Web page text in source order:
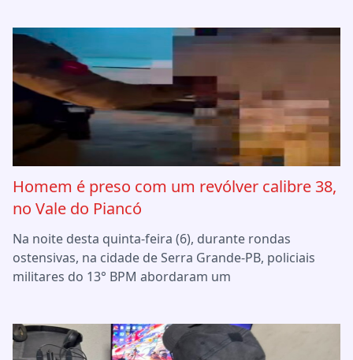
Homem é preso com um revólver calibre 38,
no Vale do Piancó
Na noite desta quinta-feira (6), durante rondas
ostensivas, na cidade de Serra Grande-PB, policiais
militares do 13° BPM abordaram um